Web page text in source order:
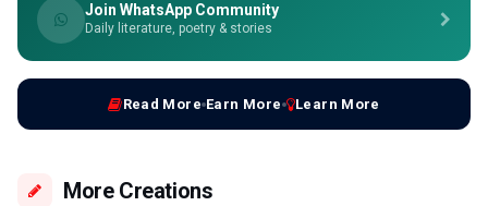
Join WhatsApp Community
Daily literature, poetry & stories
Read More Earn More Learn More
More Creations